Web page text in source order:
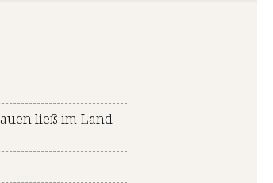
ließ im Land